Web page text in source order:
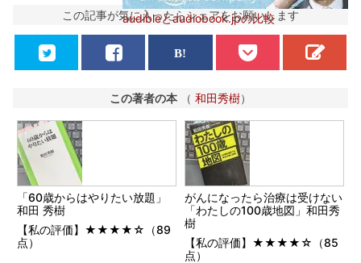
audibleとaudiobook.jpの比較
この記事が気に入ったらシェアをお願いします
この著者の本 （ 和田秀樹）
「60歳からはやりたい放題」
和田 秀樹
【私の評価】★★★★☆（89
点）
がんになったら治療は受けない
「わたしの100歳地図」和田秀
樹
【私の評価】★★★★☆（85
点）